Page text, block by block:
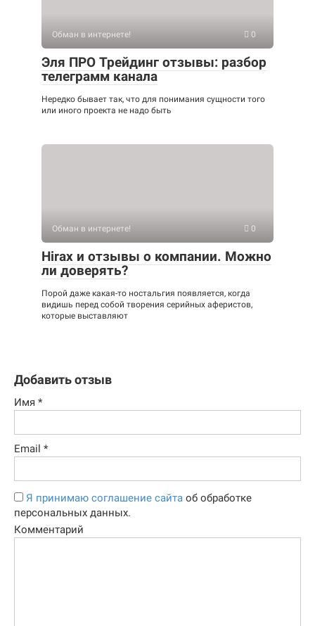
Обман в интернете! 0
Эля ПРО Трейдинг отзывы: разбор
телеграмм канала
Нередко бывает так, что для понимания сущности того
или иного проекта не надо быть
Обман в интернете! 0
Hirax и отзывы о компании. Можно
ли доверять?
Порой даже какая-то ностальгия появляется, когда
видишь перед собой творения серийных аферистов,
которые выставляют
Добавить отзыв
Имя *
Email *
Я принимаю соглашение сайта об обработке
персональных данных.
Комментарий